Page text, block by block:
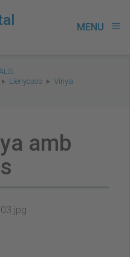
MENU menu
Llenyosos
Vinya
amb